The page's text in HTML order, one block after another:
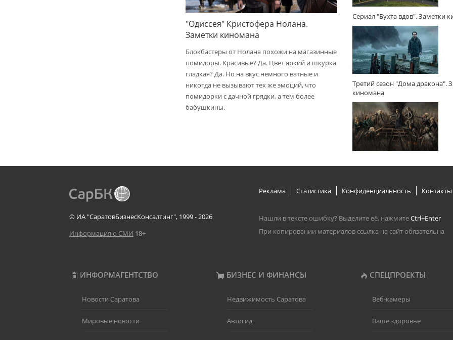
"Одиссея" Кристофера Нолана.
Заметки киномана
Блокбастеры от Нолана похожи на магазинные
помидоры. Красивые? Да. Цвет яркий и шкурка
гладкая? Да. Но на вкус немного ватные и
никогда не вызывают тех же эмоций, что
помидорки с дачной грядки, а тем более
бабушкины.
Сериал "Бухта вдов". Заметки
Третий сезон "Дома дракона".
киномана
© ИА "СаратовБизнесКонсалтинг", 1999 - 2026
Информация о СМИ 18+
Реклама Статистика Конфиденциальность Контакты
Нашли в тексте ошибку? Выделите её, нажмитеCtrl+Enter
При копировании материалов ссылка на сайт обязательна
ИНФОРМАГЕНТСТВО БИЗНЕС И ФИНАНСЫ СПЕЦПРОЕКТЫ
Новости Саратова
Мировые новости
Недвижимость Саратова
Автогид
Веб-камеры
Ваше здоровье